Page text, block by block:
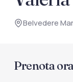
documenti di
Belvedere
Prenota